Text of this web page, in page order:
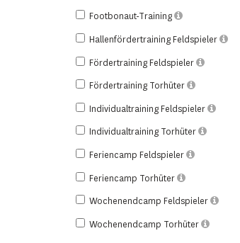
Footbonaut-Training
Hallenfördertraining Feldspieler
Fördertraining Feldspieler
Fördertraining Torhüter
Individualtraining Feldspieler
Individualtraining Torhüter
Feriencamp Feldspieler
Feriencamp Torhüter
Wochenendcamp Feldspieler
Wochenendcamp Torhüter